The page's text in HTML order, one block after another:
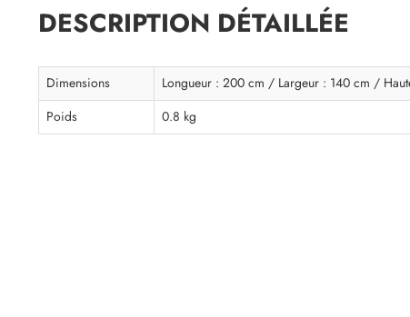
DESCRIPTION DÉTAILLÉE
Dimensions
Longueur : 200 cm / Largeur : 140 cm /
Poids
0.8 kg